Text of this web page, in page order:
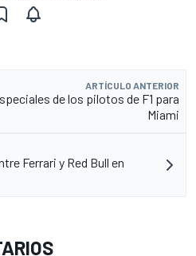
ARTÍCULO ANTERIOR
de los pilotos de F1 para
Miami
Ferrari y Red Bull en